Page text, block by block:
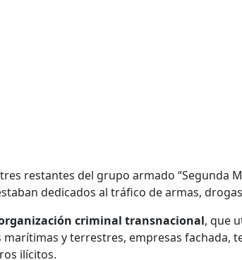
restantes del grupo armado “Segunda
dedicados al tráfico de armas,
criminal transnacional, que
y terrestres, empresas fachada,
ilícitos.